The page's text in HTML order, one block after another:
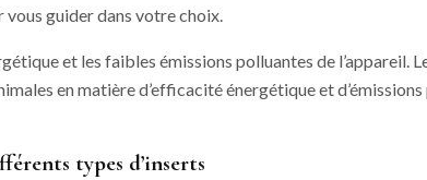
guider dans votre choix.
et les faibles émissions polluantes de l’appareil.
en matière d’efficacité énergétique et
types d’inserts